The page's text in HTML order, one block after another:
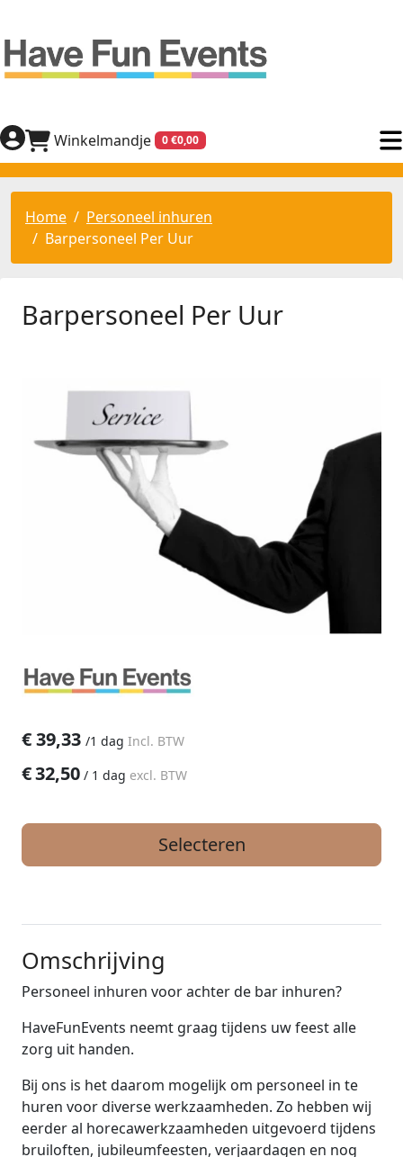
Winkelmandje 0 €0,00
Home
Personeel inhuren
Barpersoneel Per Uur
Barpersoneel Per Uur
€39,33 /1 dag Incl. BTW
€32,50 / 1 dag excl. BTW
Selecteren
Omschrijving
Personeel inhuren voor achter de bar inhuren?
HaveFunEvents neemt graag tijdens uw feest alle
zorg uit handen.
Bij ons is het daarom mogelijk om personeel in te
huren voor diverse werkzaamheden. Zo hebben wij
eerder al horecawerkzaamheden uitgevoerd tijdens
bruiloften, jubileumfeesten, verjaardagen en nog